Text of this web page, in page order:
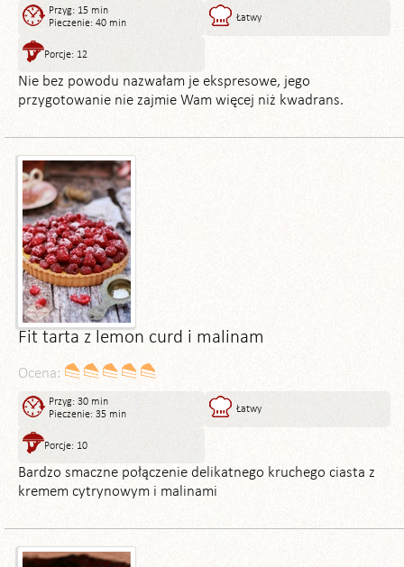
Przyg: 15 min
Pieczenie: 40 min
Łatwy
Porcje: 12
Nie bez powodu nazwałam je ekspresowe, jego
przygotowanie nie zajmie Wam więcej niż kwadrans.
Fit tarta z lemon curd i malinam
Ocena:
Przyg: 30 min
Pieczenie: 35 min
Łatwy
Porcje: 10
Bardzo smaczne połączenie delikatnego kruchego ciasta z
kremem cytrynowym i malinami